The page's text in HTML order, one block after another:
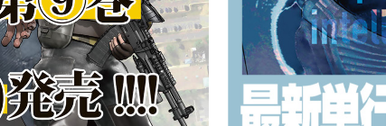
詳細ページへのリンク